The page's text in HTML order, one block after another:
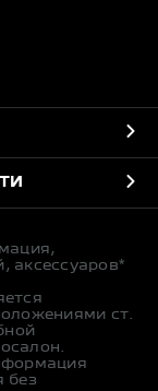
аксессуаров*
ст.
без